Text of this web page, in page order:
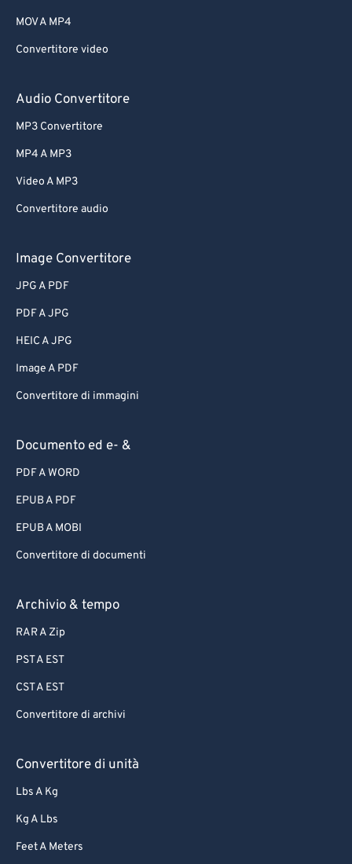
MOV A MP4
Convertitore video
Audio Convertitore
MP3 Convertitore
MP4 A MP3
Video A MP3
Convertitore audio
Image Convertitore
JPG A PDF
PDF A JPG
HEIC A JPG
Image A PDF
Convertitore di immagini
Documento ed e- &
PDF A WORD
EPUB A PDF
EPUB A MOBI
Convertitore di documenti
Archivio & tempo
RAR A Zip
PST A EST
CST A EST
Convertitore di archivi
Convertitore di unità
Lbs A Kg
Kg A Lbs
Feet A Meters